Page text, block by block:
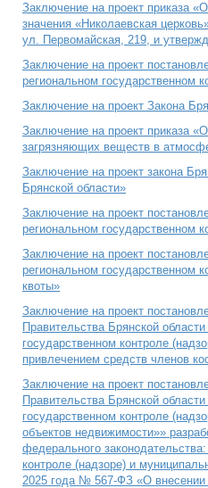
Заключение на проект приказа
значения «Николаевская
ул. Первомайская, 219, и
Заключение на проект
региональном государственном
Заключение на проект Закона
Заключение на проект приказа
загрязняющих веществ в
Заключение на проект закона
Брянской области»
Заключение на проект
региональном государственном
Заключение на проект
региональном государственном
квоты»
Заключение на проект
Правительства Брянской
государственном контроле
привлечением средств членов
Заключение на проект
Правительства Брянской
государственном контроле
объектов недвижимости»»
федерального
контроле (надзоре) и
2025 года № 567-ФЗ «О внесении